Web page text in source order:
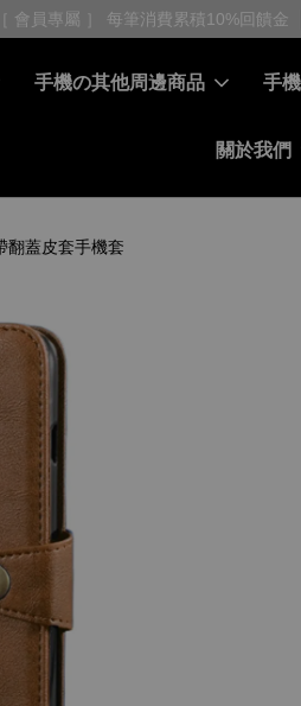
［ 會員專屬 ］ 每筆消費累積10%回饋金
手機の其他周邊商品 手
關於我們
翻蓋皮套手機套